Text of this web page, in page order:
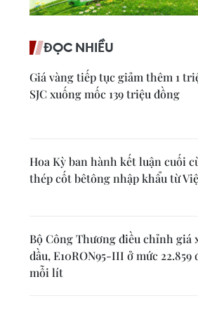
ĐỌC NHIỀU
Giá vàng tiếp tục giảm thêm 1
SJC xuống mốc 139 triệu đồng
Hoa Kỳ ban hành kết luận cuối
thép cốt bêtông nhập khẩu từ
Bộ Công Thương điều chỉnh giá
dầu, E10RON95-III ở mức 22.859
mỗi lít